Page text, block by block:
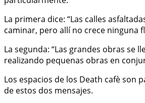
La primera dice: “Las calles
caminar, pero allí no crece ninguna
La segunda: “Las grandes obras se
realizando pequenas obras en
Los espacios de los Death cafè son
de estos dos mensajes.